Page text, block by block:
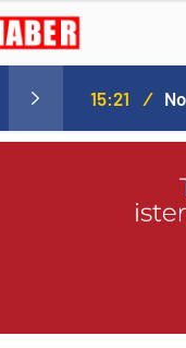
15:21 /